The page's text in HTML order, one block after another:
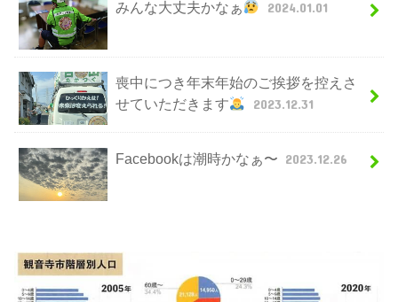
みんな大丈夫かなぁ 2024.01.01
喪中につき年末年始のご挨拶を控えさ
せていただきます
2023.12.31
Facebookは潮時かなぁ〜 2023.12.26